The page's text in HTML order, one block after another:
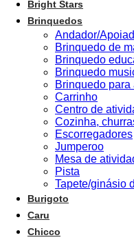
Bright Stars
Brinquedos
Andador/
Brinquedo de
Brinquedo
Brinquedo
Brinquedo para
Carrinho
Centro de
Cozinha,
Escorregadores
Jumperoo
Mesa de
Pista
Tapete/ginásio
Burigoto
Caru
Chicco